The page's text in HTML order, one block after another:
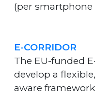
(per smartphone
E-CORRIDOR
The EU-funded
develop a
aware